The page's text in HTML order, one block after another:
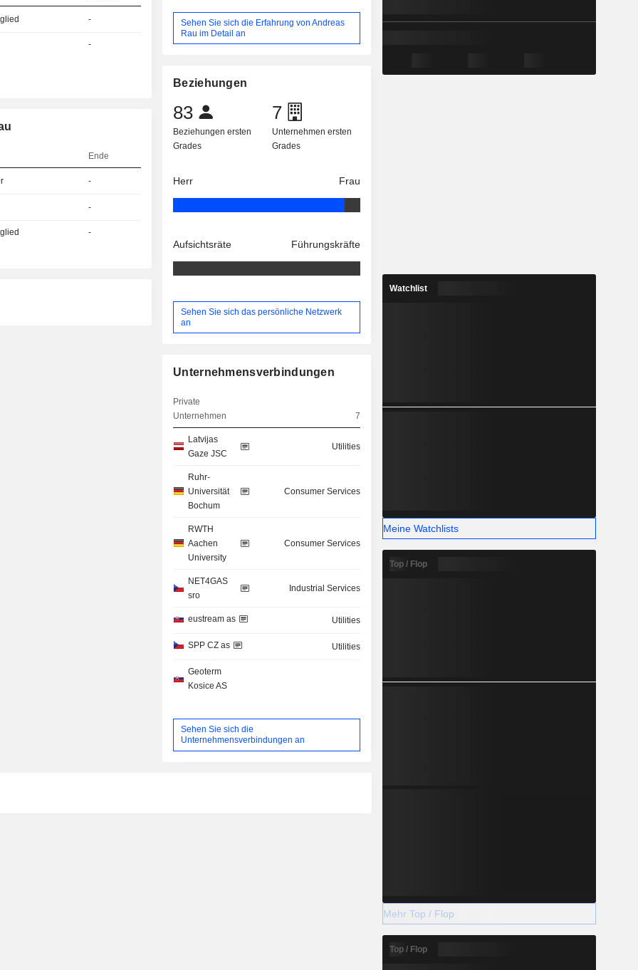
-
-
Ende
-
-
-
Sehen Sie sich die Erfahrung von Andreas
Rau im Detail an
Beziehungen
83
Beziehungen ersten
Grades
7
Unternehmen ersten
Grades
Herr Frau
Aufsichtsräte Führungskräfte
Sehen Sie sich das persönliche Netzwerk
an
Unternehmensverbindungen
Private
Unternehmen
7
Latvijas
Gaze JSC
Utilities
Ruhr-
Universität
Bochum
Consumer Services
RWTH
Aachen
University
Consumer Services
NET4GAS
sro
Industrial Services
eustream as Utilities
SPP CZ as Utilities
Geoterm
Kosice AS
Sehen Sie sich die
Unternehmensverbindungen an
Watchlist
Meine Watchlists
Top / Flop
Mehr Top / Flop
Top / Flop